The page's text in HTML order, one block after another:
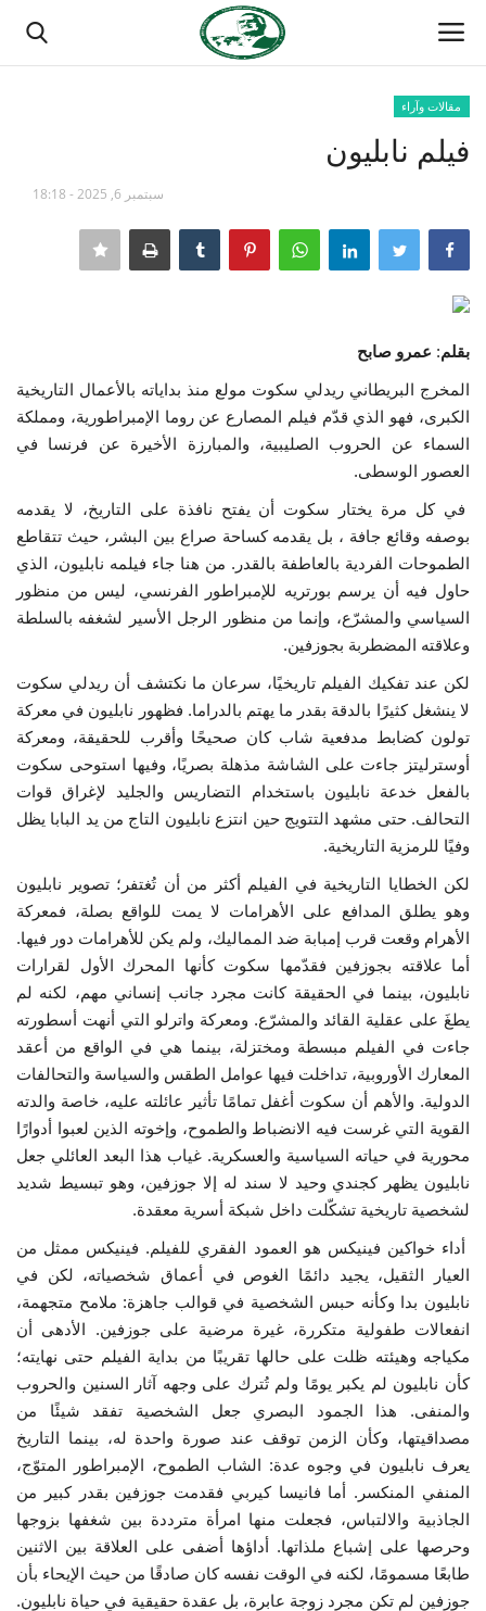
منتدى ناصر الدولي
مدرسة الطليعة الوطنية
حركة ناصر الشبابية
مصر
فريق العمل
إرث جمال عبدالناصر
أخبار
شروط وأحكام منحة ناصر للقيادة الدولية
منحة ناصر للقيادة الدولية
مرجعياتنا
المواطن العالمي
الرواد
فرص
وثائق
الفيديوهات
الرعاة
الشركاء
Gallery
لغة
English
Swahili
español
French
Arabic
مقالات وآراء
فيلم نابليون
سبتمبر 6, 2025 - 18:18
بقلم: عمرو صابح
المخرج البريطاني ريدلي سكوت مولع منذ بداياته بالأعمال التاريخية
الكبرى، فهو الذي قدّم فيلم المصارع عن روما الإمبراطورية، ومملكة
السماء عن الحروب الصليبية، والمبارزة الأخيرة عن فرنسا في
العصور الوسطى.
في كل مرة يختار سكوت أن يفتح نافذة على التاريخ، لا يقدمه
بوصفه وقائع جافة ، بل يقدمه كساحة صراع بين البشر، حيث تتقاطع
الطموحات الفردية بالعاطفة بالقدر. من هنا جاء فيلمه نابليون، الذي
حاول فيه أن يرسم بورتريه للإمبراطور الفرنسي، ليس من منظور
السياسي والمشرّع، وإنما من منظور الرجل الأسير لشغفه بالسلطة
وعلاقته المضطربة بجوزفين.
لكن عند تفكيك الفيلم تاريخيًا، سرعان ما نكتشف أن ريدلي سكوت
لا ينشغل كثيرًا بالدقة بقدر ما يهتم بالدراما. فظهور نابليون في معركة
تولون كضابط مدفعية شاب كان صحيحًا وأقرب للحقيقة، ومعركة
أوسترليتز جاءت على الشاشة مذهلة بصريًا، وفيها استوحى سكوت
بالفعل خدعة نابليون باستخدام التضاريس والجليد لإغراق قوات
التحالف. حتى مشهد التتويج حين انتزع نابليون التاج من يد البابا يظل
وفيًا للرمزية التاريخية.
لكن الخطايا التاريخية في الفيلم أكثر من أن تُغتفر؛ تصوير نابليون
وهو يطلق المدافع على الأهرامات لا يمت للواقع بصلة، فمعركة
الأهرام وقعت قرب إمبابة ضد المماليك، ولم يكن للأهرامات دور فيها.
أما علاقته بجوزفين فقدّمها سكوت كأنها المحرك الأول لقرارات
نابليون، بينما في الحقيقة كانت مجرد جانب إنساني مهم، لكنه لم
يطغَ على عقلية القائد والمشرّع. ومعركة واترلو التي أنهت أسطورته
جاءت في الفيلم مبسطة ومختزلة، بينما هي في الواقع من أعقد
المعارك الأوروبية، تداخلت فيها عوامل الطقس والسياسة والتحالفات
الدولية. والأهم أن سكوت أغفل تمامًا تأثير عائلته عليه، خاصة والدته
القوية التي غرست فيه الانضباط والطموح، وإخوته الذين لعبوا أدوارًا
محورية في حياته السياسية والعسكرية. غياب هذا البعد العائلي جعل
نابليون يظهر كجندي وحيد لا سند له إلا جوزفين، وهو تبسيط شديد
لشخصية تاريخية تشكّلت داخل شبكة أسرية معقدة.
أداء خواكين فينيكس هو العمود الفقري للفيلم. فينيكس ممثل من
العيار الثقيل، يجيد دائمًا الغوص في أعماق شخصياته، لكن في
نابليون بدا وكأنه حبس الشخصية في قوالب جاهزة: ملامح متجهمة،
انفعالات طفولية متكررة، غيرة مرضية على جوزفين. الأدهى أن
مكياجه وهيئته ظلت على حالها تقريبًا من بداية الفيلم حتى نهايته؛
كأن نابليون لم يكبر يومًا ولم تُترك على وجهه آثار السنين والحروب
والمنفى. هذا الجمود البصري جعل الشخصية تفقد شيئًا من
مصداقيتها، وكأن الزمن توقف عند صورة واحدة له، بينما التاريخ
يعرف نابليون في وجوه عدة: الشاب الطموح، الإمبراطور المتوّج،
المنفي المنكسر. أما فانيسا كيربي فقدمت جوزفين بقدر كبير من
الجاذبية والالتباس، فجعلت منها امرأة مترددة بين شغفها بزوجها
وحرصها على إشباع ملذاتها. أداؤها أضفى على العلاقة بين الاثنين
طابعًا مسمومًا، لكنه في الوقت نفسه كان صادقًا من حيث الإيحاء بأن
جوزفين لم تكن مجرد زوجة عابرة، بل عقدة حقيقية في حياة نابليون.